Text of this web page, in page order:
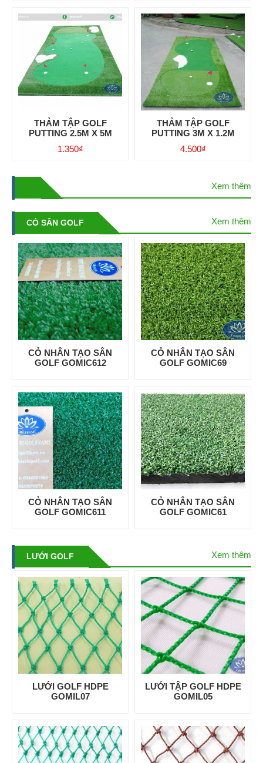
THẢM TẬP GOLF
PUTTING 2.5M X 5M
1.350₫
THẢM TẬP GOLF
PUTTING 3M X 1.2M
4.500₫
Xem thêm
CỎ SÂN GOLF Xem thêm
CỎ NHÂN TẠO SÂN
GOLF GOMIC612
CỎ NHÂN TẠO SÂN
GOLF GOMIC69
CỎ NHÂN TẠO SÂN
GOLF GOMIC611
CỎ NHÂN TẠO SÂN
GOLF GOMIC61
LƯỚI GOLF Xem thêm
LƯỚI GOLF HDPE
GOMIL07
LƯỚI TẬP GOLF HDPE
GOMIL05